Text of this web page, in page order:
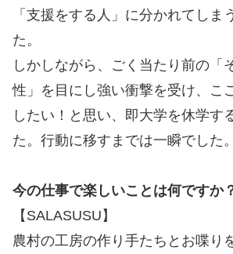
「支援をする人」に分かれてしま
た。
しかしながら、ごく当たり前の「
性」を目にし強い衝撃を受け、こ
したい！と思い、即大学を休学す
た。行動に移すまでは一瞬でした。
今の仕事で楽しいことは何ですか
【SALASUSU】
農村の工房の作り手たちとお喋り